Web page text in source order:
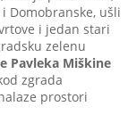
i Domobranske, ušli
i jedan stari
zelenu
Pavleka Miškine
zgrada
prostori